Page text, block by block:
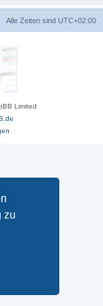
zu
Alle Zeiten sind UTC+02:00
Limited